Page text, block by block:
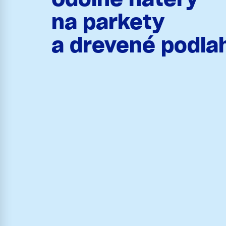
na parkety
a drevené